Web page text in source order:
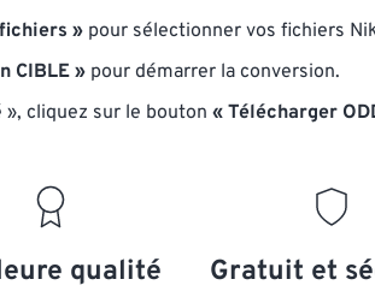
» pour sélectionner vos fichiers
CIBLE » pour démarrer la conversion.
cliquez sur le bouton « Télécharger
qualité Gratuit et